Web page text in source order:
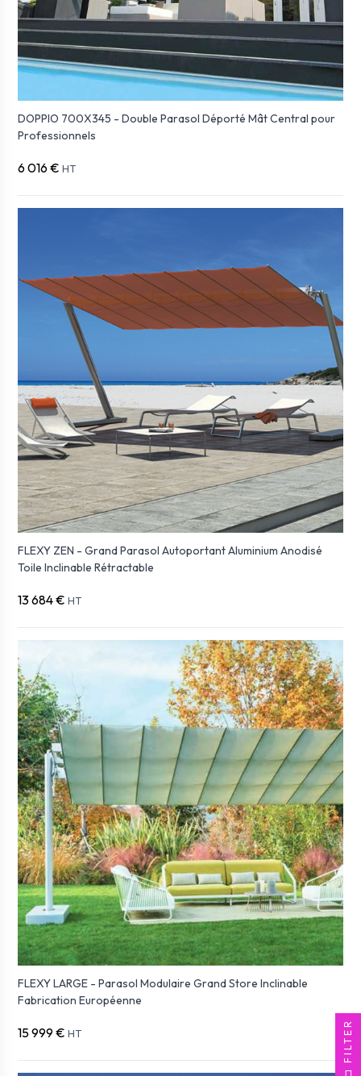
DOPPIO 700X345 - Double Parasol Déporté Mât Central pour
Professionnels
6 016 € HT
FLEXY ZEN - Grand Parasol Autoportant Aluminium Anodisé
Toile Inclinable Rétractable
13 684 € HT
FLEXY LARGE - Parasol Modulaire Grand Store Inclinable
Fabrication Européenne
15 999 € HT FILTER